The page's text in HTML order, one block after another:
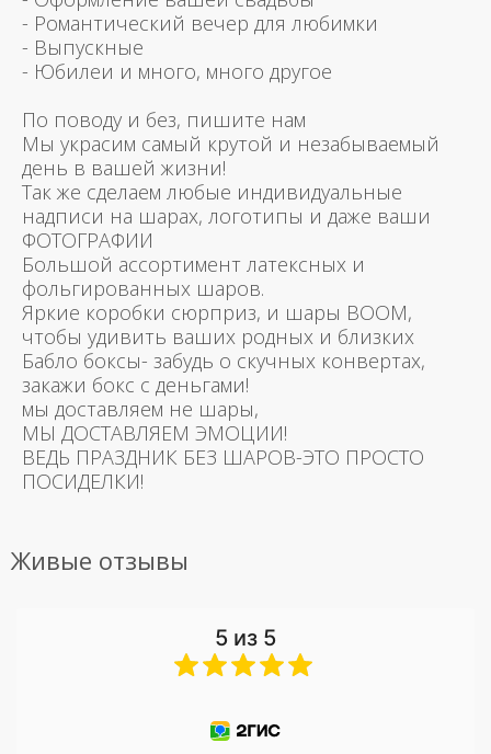
- Романтический вечер для любимки
- Выпускные
- Юбилеи и много, много другое
По поводу и без, пишите нам
Мы украсим самый крутой и незабываемый
день в вашей жизни!
Так же сделаем любые индивидуальные
надписи на шарах, логотипы и даже ваши
ФОТОГРАФИИ
Большой ассортимент латексных и
фольгированных шаров.
Яркие коробки сюрприз, и шары BOOM,
чтобы удивить ваших родных и близких
Бабло боксы- забудь о скучных конвертах,
закажи бокс с деньгами!
мы доставляем не шары,
МЫ ДОСТАВЛЯЕМ ЭМОЦИИ!
ВЕДЬ ПРАЗДНИК БЕЗ ШАРОВ-ЭТО ПРОСТО
ПОСИДЕЛКИ!
Живые отзывы
5 из 5